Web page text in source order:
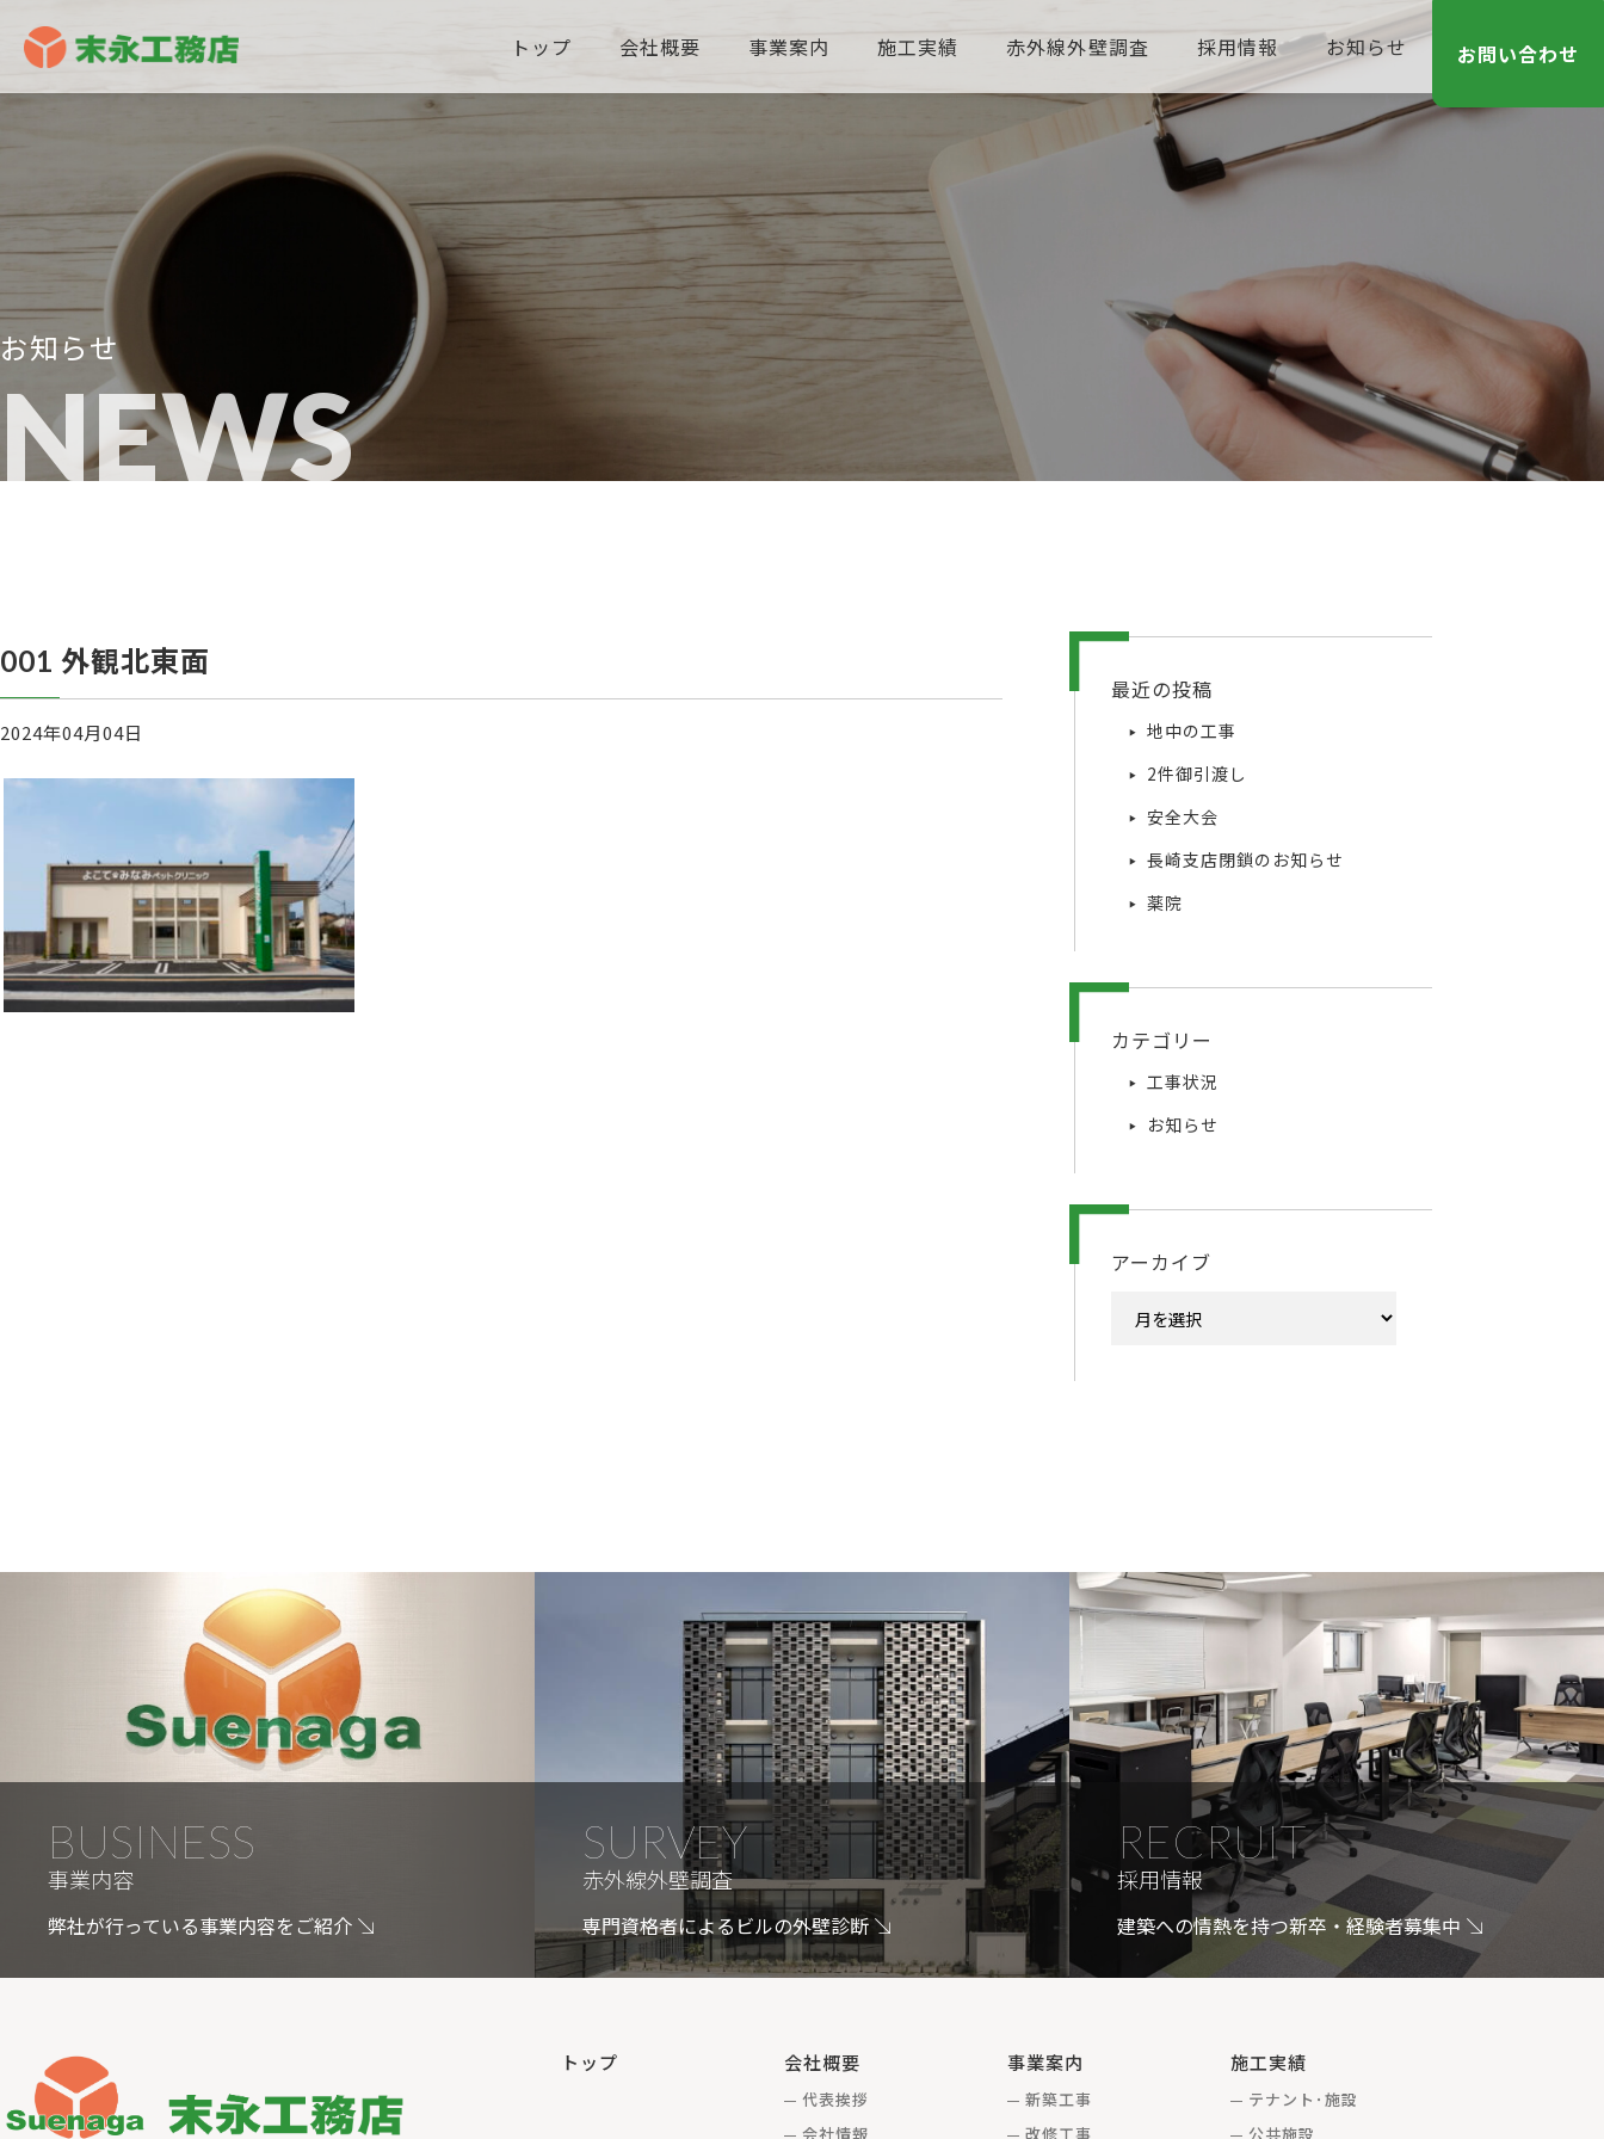
トップ 会社概要 事業案内 施工実績 赤外線外壁調査 採用情報 お知らせ お問い合わせ
お知らせ
NEWS
001 外観北東面
2024年04月04日
最近の投稿
地中の工事
2件御引渡し
安全大会
長崎支店閉鎖のお知らせ
薬院
カテゴリー
工事状況
お知らせ
アーカイブ
BUSINESS
事業内容
弊社が行っている事業内容をご紹介
SURVEY
赤外線外壁調査
専門資格者によるビルの外壁診断
RECRUIT
採用情報
建築への情熱を持つ新卒・経験者募集中
トップ 会社概要
代表挨拶
会社情報
事業案内
新築工事
改修工事
施工実績
テナント･施設
公共施設